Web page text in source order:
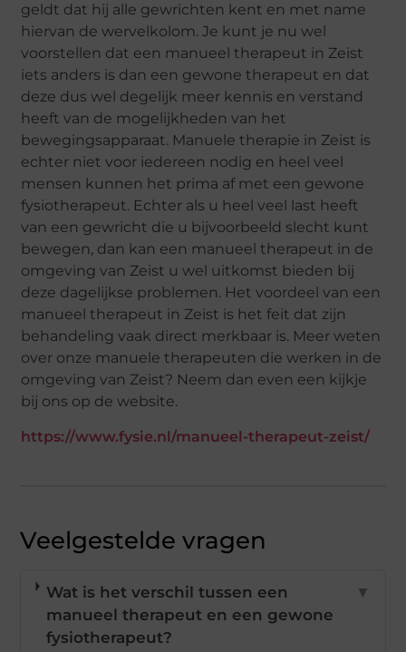
geldt dat hij alle gewrichten kent en met name
hiervan de wervelkolom. Je kunt je nu wel
voorstellen dat een manueel therapeut in Zeist
iets anders is dan een gewone therapeut en dat
deze dus wel degelijk meer kennis en verstand
heeft van de mogelijkheden van het
bewegingsapparaat. Manuele therapie in Zeist is
echter niet voor iedereen nodig en heel veel
mensen kunnen het prima af met een gewone
fysiotherapeut. Echter als u heel veel last heeft
van een gewricht die u bijvoorbeeld slecht kunt
bewegen, dan kan een manueel therapeut in de
omgeving van Zeist u wel uitkomst bieden bij
deze dagelijkse problemen. Het voordeel van een
manueel therapeut in Zeist is het feit dat zijn
behandeling vaak direct merkbaar is. Meer weten
over onze manuele therapeuten die werken in de
omgeving van Zeist? Neem dan even een kijkje
bij ons op de website.
https://www.fysie.nl/manueel-therapeut-zeist/
Veelgestelde vragen
Wat is het verschil tussen een
manueel therapeut en een gewone
fysiotherapeut?
▼